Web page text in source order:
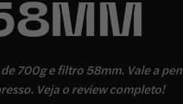
700g e filtro 58mm. Vale a
Veja o review completo!